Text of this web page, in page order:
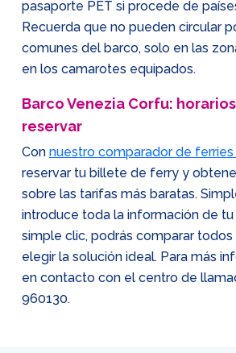
pasaporte PET si procede de
Recuerda que no pueden circular
comunes del barco, solo en las
en los camarotes equipados.
Barco Venezia Corfu:
reservar
Con nuestro comparador de ferries
reservar tu billete de ferry y
sobre las tarifas más baratas.
introduce toda la información de tu
simple clic, podrás comparar
elegir la solución ideal. Para más
en contacto con el centro de
960130.